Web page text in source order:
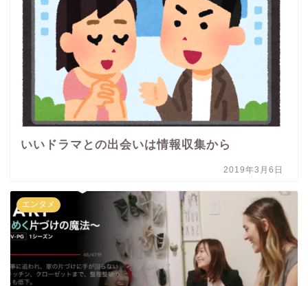
いいドラマとの出会いは情報収集から
2019年3月6日
エンタメ